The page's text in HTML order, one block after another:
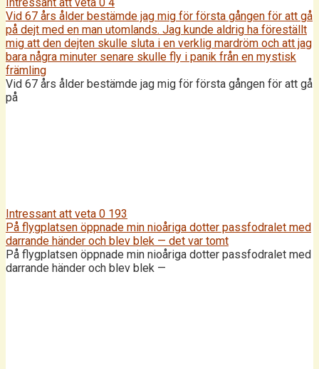
Vid 67 års ålder bestämde jag mig för första gången för att gå
på dejt med en man utomlands. Jag kunde aldrig ha föreställt
mig att den dejten skulle sluta i en verklig mardröm och att jag
bara några minuter senare skulle fly i panik från en mystisk
främling
Vid 67 års ålder bestämde jag mig för första gången för att gå
på
Intressant att veta 0 193
På flygplatsen öppnade min nioåriga dotter passfodralet med
darrande händer och blev blek — det var tomt
På flygplatsen öppnade min nioåriga dotter passfodralet med
darrande händer och blev blek —